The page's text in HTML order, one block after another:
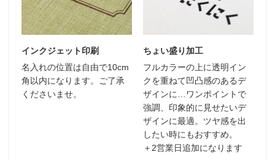
インクジェット印刷
名入れの位置は自由で10cm
角以内になります。ご了承
くださいませ。
ちょい盛り加工
フルカラーの上に透明イン
クを重ねて凹凸感のあるデ
ザインに…ワンポイントで
強調、印象的に見せたいデ
ザインに最適。ツヤ感を出
したい時にもおすすめ。
＋2営業日追加になります